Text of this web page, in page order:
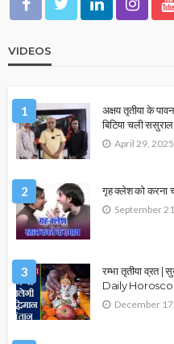
VIDEOS
1
अक्षय तृतीया के
बिटिया चली
April 29, 2025
2 गृह क्लेश को करना
September
3
रम्भा तृतीया व्रत
Daily
December